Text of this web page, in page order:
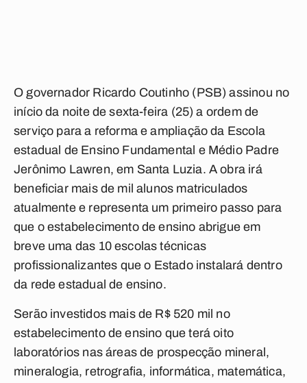
O governador Ricardo Coutinho (PSB) assinou no
início da noite de sexta-feira (25) a ordem de
serviço para a reforma e ampliação da Escola
estadual de Ensino Fundamental e Médio Padre
Jerônimo Lawren, em Santa Luzia. A obra irá
beneficiar mais de mil alunos matriculados
atualmente e representa um primeiro passo para
que o estabelecimento de ensino abrigue em
breve uma das 10 escolas técnicas
profissionalizantes que o Estado instalará dentro
da rede estadual de ensino.
Serão investidos mais de R$ 520 mil no
estabelecimento de ensino que terá oito
laboratórios nas áreas de prospecção mineral,
mineralogia, retrografia, informática, matemática,